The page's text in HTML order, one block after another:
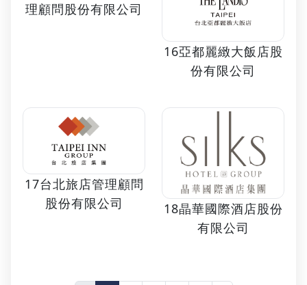
理顧問股份有限公司
16亞都麗緻大飯店股
份有限公司
17台北旅店管理顧問
股份有限公司
18晶華國際酒店股份
有限公司